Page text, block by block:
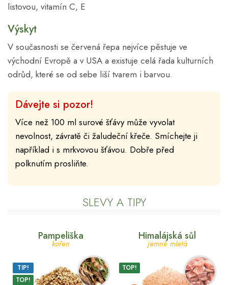
listovou, vitamín C, E
Výskyt
V současnosti se červená řepa nejvíce pěstuje ve
východní Evropě a v USA a existuje celá řada kulturních
odrůd, které se od sebe liší tvarem i barvou.
Dávejte si pozor!
Více než 100 ml surové šťávy může vyvolat
nevolnost, závratě či žaludeční křeče. Smíchejte ji
například i s mrkvovou šťávou. Dobře před
polknutím prosliňte.
SLEVY A TIPY
Pampeliška
kořen
TIP!
TOP!
Himalájská sůl
jemně mletá
TOP!